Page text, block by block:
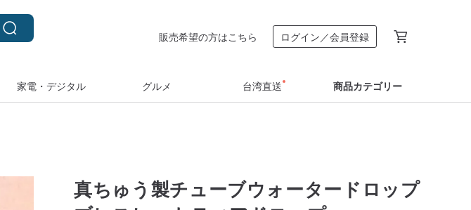
販売希望の方はこちら ログイン／会員登録
家電・デジタル グルメ 台湾直送 商品カテゴリー
真ちゅう製チューブウォータードロップ